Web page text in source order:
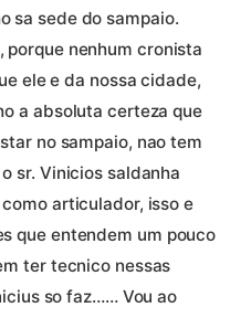
sa sede do sampaio.
porque nenhum cronista
ele e da nossa cidade,
a absoluta certeza que
no sampaio, nao tem
sr. Vinicios saldanha
articulador, isso e
que entendem um pouco
ter tecnico nessas
so faz…… Vou ao